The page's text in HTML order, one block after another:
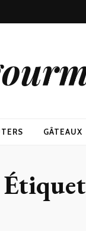
GÂTEAUX